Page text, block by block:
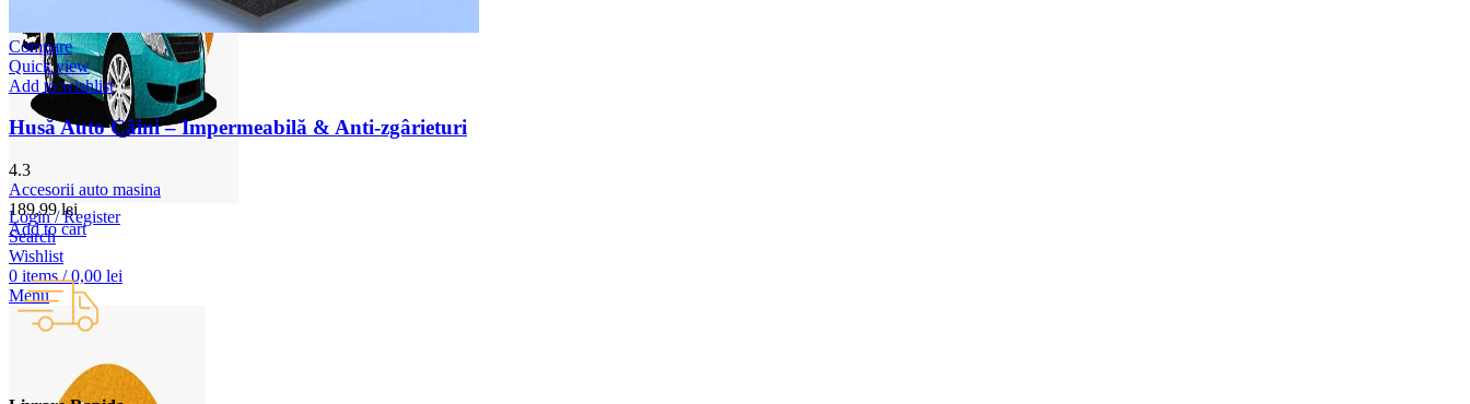
Login / Register
Search
Wishlist
0 items / 0,00 lei
Menu
Compare
Quick view
Add to wishlist
Husă Auto Câini – Impermeabilă & Anti-zgârieturi
4.3
Accesorii auto masina
189,99lei
Add to cart